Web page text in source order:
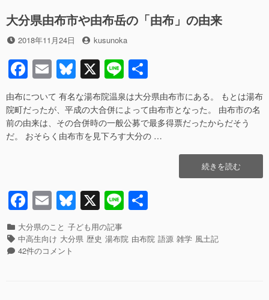
（No
show
対
策
が
進。
不
o
o
k
大分県由布市や由布岳の「由布」の由来
投
日
2018年11月24日
投
者
kusunoka
F
a
c
e
b
o
k
E
m
ail
Bl
u
e
sk
y
X Li
n
e
有
由布について 有名な湯布院温泉は大分県由布市にある。 もとは湯布
院町だったが、平成の大合併によって由布市となった。 由布市の名
前の由来は、その合併時の一般公募で最多得票だったからだそう
だ。 おそらく由布市を見下ろす大分の …
“大
分
や
続きを読む
F
a
c
e
E
m
ail
Bl
u
e
X Li
n
e
カ
テ
ゴ
大分県のこと 子ども用の記事
タ
グ
中高生向け 大分県 歴史 湯布院 由布院 語源 雑学 風土記
大
42件のコメント